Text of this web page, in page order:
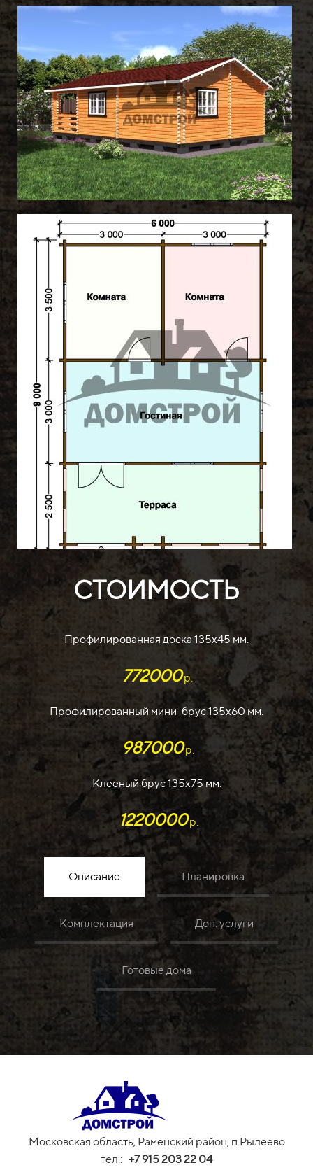
СТОИМОСТЬ
Профилированная доска 135х45 мм.
772000р.
Профилированный мини-брус 135х60 мм.
987000р.
Клееный брус 135х75 мм.
1220000р.
Описание Планировка
Комплектация Доп. услуги
Готовые дома
Московская область, Раменский район, п.Рылеево
тел.: +7 915 203 22 04